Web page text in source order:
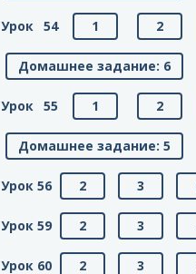
Урок 54 1 2
Домашнее задание: 6
Урок 55 1 2
Домашнее задание: 5
Урок 56 2 3
Урок 59 2 3
Урок 60 2 3